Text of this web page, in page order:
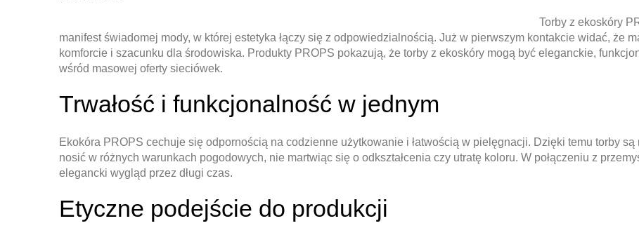
Torby z ekoskóry
manifest świadomej mody, w której estetyka łączy się z odpowiedzialnością. Już w pierwszym kontakcie widać, że
komforcie i szacunku dla środowiska. Produkty PROPS pokazują, że torby z ekoskóry mogą być eleganckie,
wśród masowej oferty sieciówek.
Trwałość i funkcjonalność w jednym
Ekokóra PROPS cechuje się odpornością na codzienne użytkowanie i łatwością w pielęgnacji. Dzięki temu torby
nosić w różnych warunkach pogodowych, nie martwiąc się o odkształcenia czy utratę koloru. W połączeniu z
elegancki wygląd przez długi czas.
Etyczne podejście do produkcji